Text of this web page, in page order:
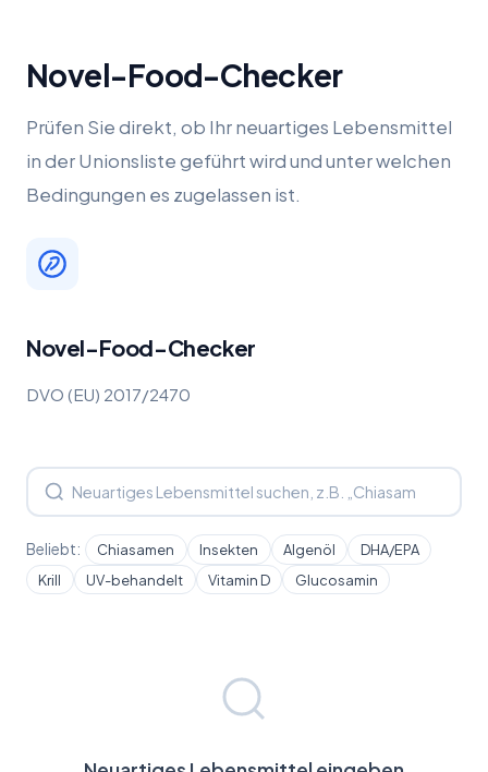
Novel-Food-Checker
Prüfen Sie direkt, ob Ihr neuartiges Lebensmittel
in der Unionsliste geführt wird und unter welchen
Bedingungen es zugelassen ist.
Novel-Food-Checker
DVO (EU) 2017/2470
Beliebt: Chiasamen Insekten Algenöl
DHA/EPA
Krill
UV-behandelt Vitamin D Glucosamin